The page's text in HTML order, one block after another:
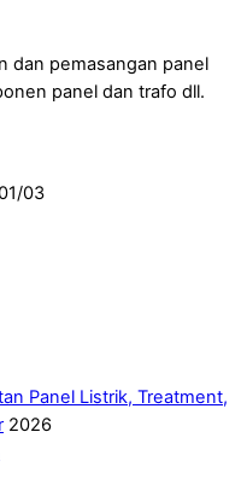
dan pemasangan panel
panel dan trafo dll.
03
Panel Listrik, Treatment,
2026